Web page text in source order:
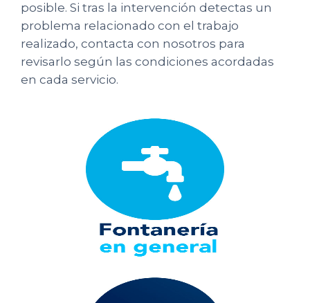
posible. Si tras la intervención detectas un
problema relacionado con el trabajo
realizado, contacta con nosotros para
revisarlo según las condiciones acordadas
en cada servicio.